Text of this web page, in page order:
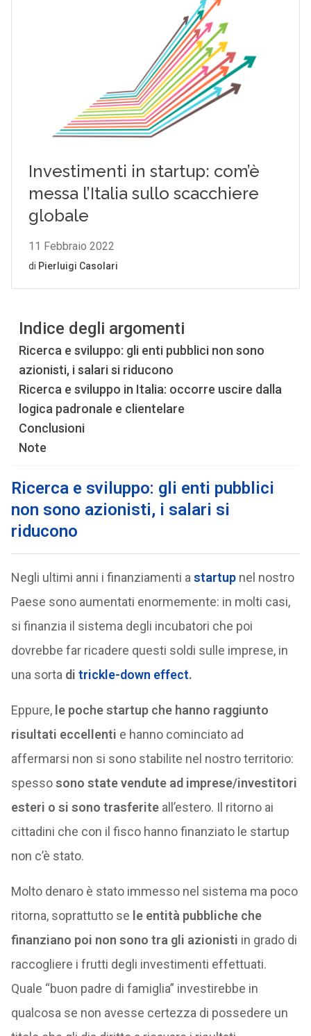
Indice degli argomenti
Ricerca e sviluppo: gli enti pubblici non sono
azionisti, i salari si riducono
Ricerca e sviluppo in Italia: occorre uscire dalla
logica padronale e clientelare
Conclusioni
Note
Ricerca e sviluppo: gli enti pubblici
non sono azionisti, i salari si
riducono
Negli ultimi anni i finanziamenti a startupnel nostro
Paese sono aumentati enormemente: in molti casi,
si finanzia il sistema degli incubatori che poi
dovrebbe far ricadere questi soldi sulle imprese, in
una sorta di trickle-down effect.
Eppure, le poche startup che hanno raggiunto
risultati eccellenti e hanno cominciato ad
affermarsi non si sono stabilite nel nostro territorio:
spessosono state vendute ad imprese/investitori
esteri o si sono trasferiteall’estero. Il ritorno ai
cittadini che con il fisco hanno finanziato le startup
non c’è stato.
Molto denaro è stato immesso nel sistema ma poco
ritorna, soprattutto se le entità pubbliche che
finanziano poi non sono tra gli azionisti in grado di
raccogliere i frutti degli investimenti effettuati.
Quale “buon padre di famiglia” investirebbe in
qualcosa se non avesse certezza di possedere un